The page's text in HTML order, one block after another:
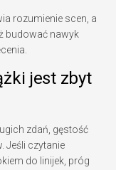
rozumienie scen, a
budować nawyk
jest zbyt
zdań, gęstość
Jeśli czytanie
do linijek, próg